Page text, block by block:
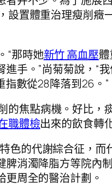
設置體重治理瘦削
“那時她新竹 高血壓
手。”尚菊菊說，“
數從28降落到26。”
焦點病機。好比，
職體檢出來的飲食轉
色的代謝綜合征，
消濁降脂方等院內
周全的醫治計劃。